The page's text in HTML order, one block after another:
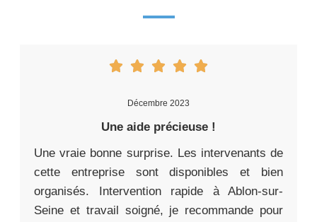
Décembre 2023
Une aide précieuse !
Une vraie bonne surprise. Les intervenants de
cette entreprise sont disponibles et bien
organisés. Intervention rapide à Ablon-sur-
Seine et travail soigné, je recommande pour